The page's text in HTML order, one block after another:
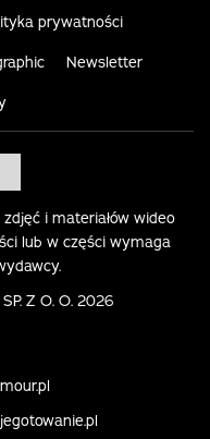
prywatności
Newsletter
i materiałów wideo
lub w części wymaga
Z O. O. 2026